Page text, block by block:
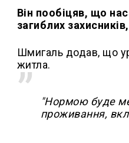
Він пообіцяв, що
загиблих
Шмигаль додав, що
житла.
"Нормою буде
проживання,